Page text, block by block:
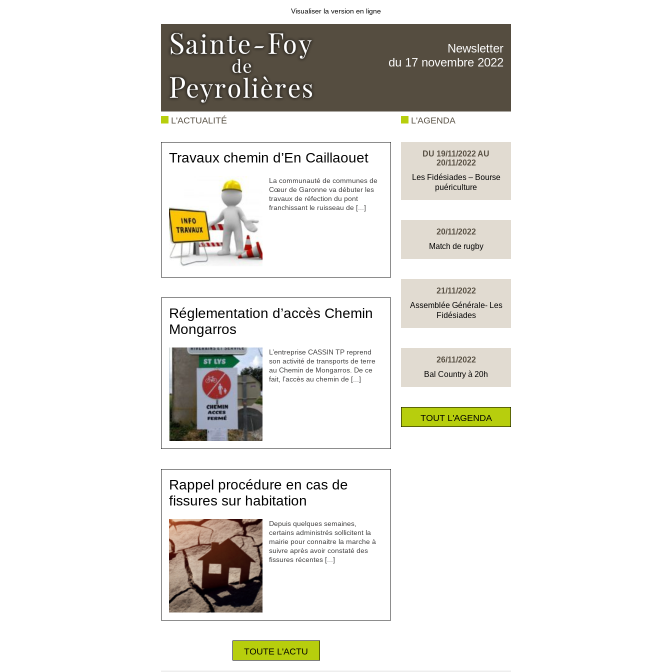
Visualiser la version en ligne
Newsletter
du 17 novembre 2022
L'ACTUALITÉ
Travaux chemin d’En Caillaouet
La communauté de communes de
Cœur de Garonne va débuter les
travaux de réfection du pont
franchissant le ruisseau de [...]
Réglementation d’accès Chemin
Mongarros
L’entreprise CASSIN TP reprend
son activité de transports de terre
au Chemin de Mongarros. De ce
fait, l’accès au chemin de [...]
Rappel procédure en cas de
fissures sur habitation
Depuis quelques semaines,
certains administrés sollicitent la
mairie pour connaitre la marche à
suivre après avoir constaté des
fissures récentes [...]
TOUTE L'ACTU
L'AGENDA
DU 19/11/2022 AU
20/11/2022
Les Fidésiades – Bourse
puériculture
20/11/2022
Match de rugby
21/11/2022
Assemblée Générale- Les
Fidésiades
26/11/2022
Bal Country à 20h
TOUT L'AGENDA